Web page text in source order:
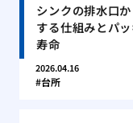
シンクの排水口
する仕組みとパ
寿命
2026.04.16
台所